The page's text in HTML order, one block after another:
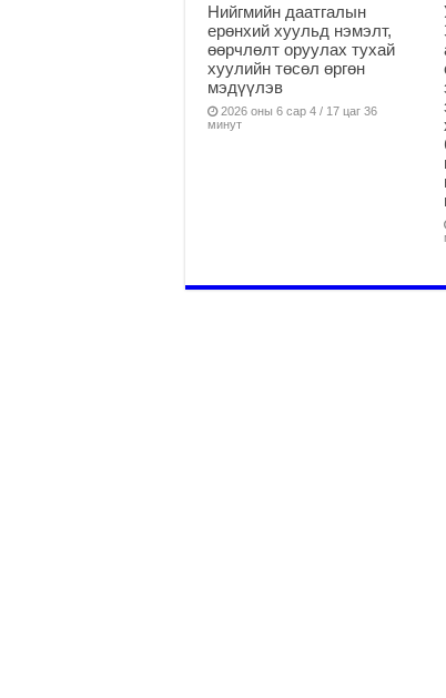
Нийгмийн даатгалын
ерөнхий хуульд нэмэлт,
өөрчлөлт оруулах тухай
хуулийн төсөл өргөн
мэдүүлэв
2026 оны 6 сар 4 / 17 цаг 36
минут